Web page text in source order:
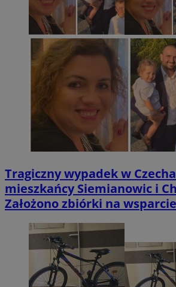
Tragiczny wypadek w
mieszkańcy Siemianowic i
Założono zbiórki na